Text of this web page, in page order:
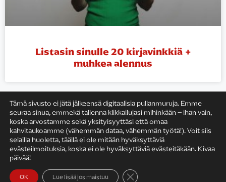
Listasin sinulle 20 kirjavinkkiä +
muhkea alennus
KIRJAILIJAN TYÖ
Tämä sivusto ei jätä jälkeensä digitaalisia pullanmuruja. Emme
seuraa sinua, emmekä tallenna klikkailujasi mihinkään – ihan vain,
koska arvostamme sekä yksityisyyttäsi että omaa
kahvitaukoamme (vähemmän dataa, vähemmän työtä!). Voit siis
selailla huoletta, täällä ei ole mitään hyväksyttäviä
evästeilmoituksia, koska ei ole hyväksyttäviä evästeitäkään. Kivaa
päivää!
OK Lue lisää jos maistuu Sulje evästebanneri